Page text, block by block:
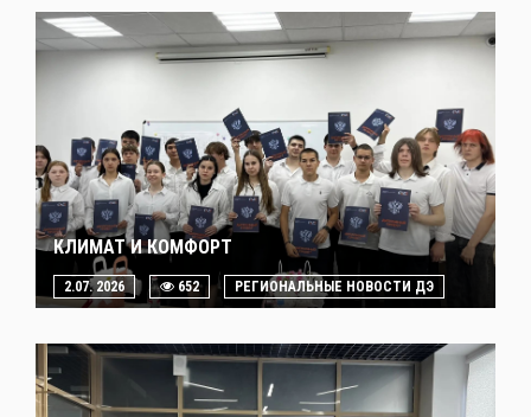
КЛИМАТ И КОМФОРТ
2.07. 2026 652 РЕГИОНАЛЬНЫЕ НОВОСТИ ДЭ